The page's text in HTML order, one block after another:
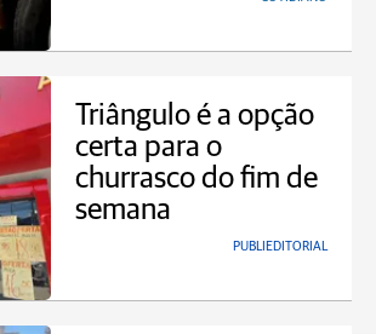
Triângulo é a opção
certa para o
churrasco do fim de
semana
PUBLIEDITORIAL